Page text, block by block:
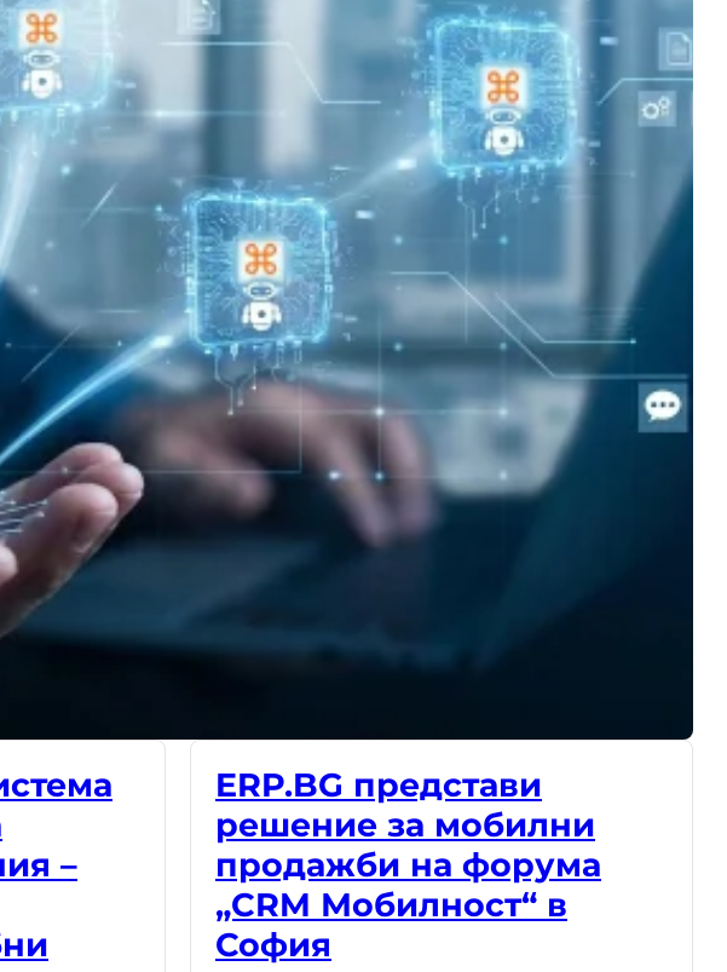
е разликата между популярните
и истинските AI агенти за
интелект е полезен за бизнеса само когато
контекста, работи с реални данни и спазва правилата
Затова бъдещето не е в универсалния AI, а в
интегрирани в самата система за управление.
повече
–
ERP.BG представи
решение за мобилни
продажби на форума
„CRM Мобилност“ в
София